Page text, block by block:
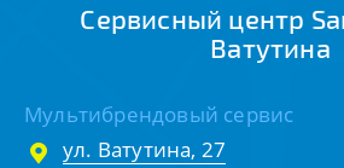
Сервисный центр
Ватутина
Мультибрендовый сервис
ул. Ватутина, 27